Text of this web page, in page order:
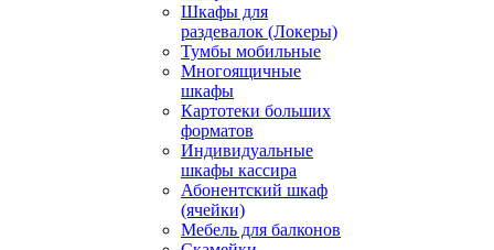
Шкафы для
раздевалок (Локеры)
Тумбы мобильные
Многоящичные
шкафы
Картотеки больших
форматов
Индивидуальные
шкафы кассира
Абонентский шкаф
(ячейки)
Мебель для балконов